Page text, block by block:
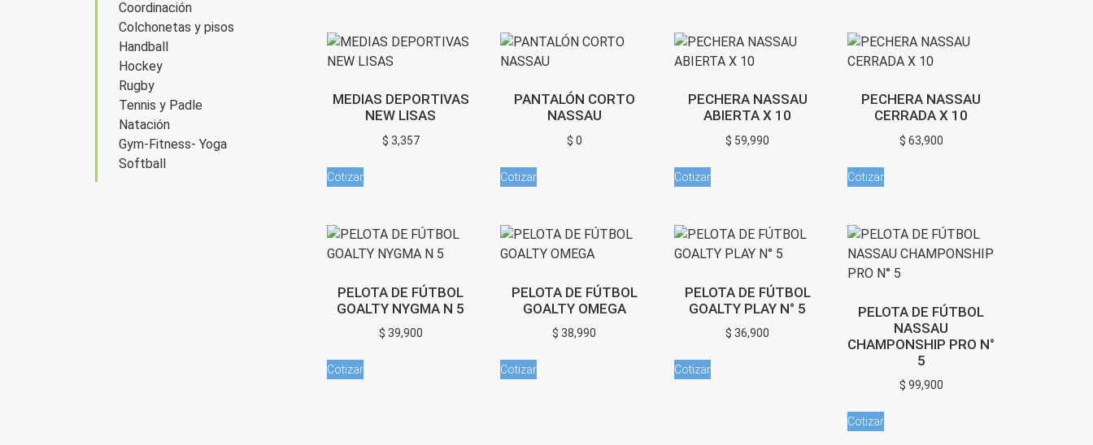
Coordinación
Colchonetas y pisos
Handball
Hockey
Rugby
Tennis y Padle
Natación
Gym-Fitness- Yoga
Softball
MEDIAS DEPORTIVAS
NEW LISAS
$ 3,357
Cotizar
PANTALÓN CORTO
NASSAU
$ 0
Cotizar
PECHERA NASSAU
ABIERTA X 10
$ 59,990
Cotizar
PECHERA NASSAU
CERRADA X 10
$ 63,900
Cotizar
PELOTA DE FÚTBOL
GOALTY NYGMA N 5
$ 39,900
Cotizar
PELOTA DE FÚTBOL
GOALTY OMEGA
$ 38,990
Cotizar
PELOTA DE FÚTBOL
GOALTY PLAY N° 5
$ 36,900
Cotizar
PELOTA DE FÚTBOL
NASSAU
CHAMPONSHIP PRO N°
5
$ 99,900
Cotizar